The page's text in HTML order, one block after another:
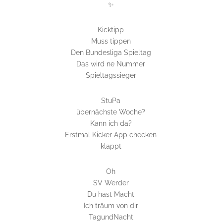
✨
Kicktipp
Muss tippen
Den Bundesliga Spieltag
Das wird ne Nummer
Spieltagssieger
StuPa
übernächste Woche?
Kann ich da?
Erstmal Kicker App checken
klappt
Oh
SV Werder
Du hast Macht
Ich träum von dir
TagundNacht